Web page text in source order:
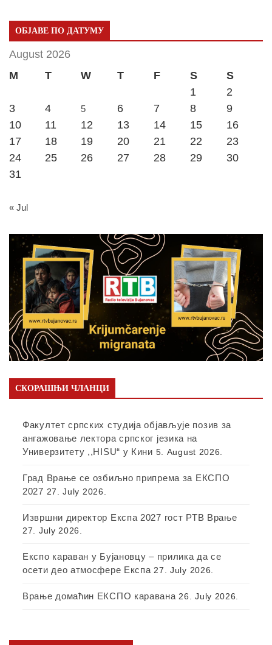
ОБЈАВЕ ПО ДАТУМУ
August 2026
M
T W T F S
S
1
2
3
4 5 6 7 8
9
10
11 12 13 14 15
16
17
18 19 20 21 22
23
24
25 26 27 28 29
30
31
« Jul
СКОРАШЊИ ЧЛАНЦИ
Факултет српских студија објављује позив за
ангажовање лектора српског језика на
Универзитету ,,HISU“ у Кини 5. August 2026.
Град Врање се озбиљно припрема за ЕКСПО
2027 27. July 2026.
Извршни директор Експа 2027 гост РТВ Врање
27. July 2026.
Експо караван у Бујановцу – прилика да се
осети део атмосфере Експа 27. July 2026.
Врање домаћин ЕКСПО каравана 26. July 2026.